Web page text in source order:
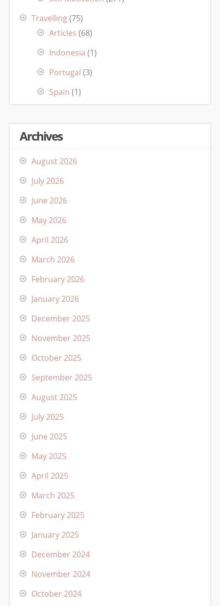
Travelling(75)
Articles (68)
Indonesia (1)
Portugal (3)
Spain (1)
Archives
August 2026
July 2026
June 2026
May 2026
April 2026
March 2026
February 2026
January 2026
December 2025
November 2025
October 2025
September 2025
August 2025
July 2025
June 2025
May 2025
April 2025
March 2025
February 2025
January 2025
December 2024
November 2024
October 2024